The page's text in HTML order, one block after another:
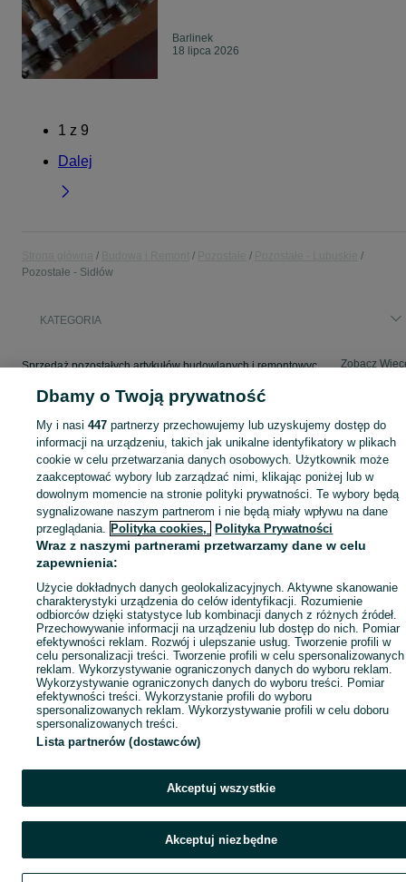
Barlinek
18 lipca 2026
1 z 9
Dalej
Pozostałe - Sidłów
KATEGORIA
Sprzedaż pozostałych artykułów budowlanych i remontowych Sidłów ▶️ Szeroki wybór ✅ Nowe i używane w atrakcyjnych cenach ✌ Sprawdź oferty na OLX.pl! Zobacz
Mapa miejscowości
Mapa ministron
Popularne wyszukiwania
Dbamy o Twoją prywatność
My i nasi447 partnerzy przechowujemy lub uzyskujemy dostęp do
informacji na urządzeniu, takich jak unikalne identyfikatory w plikach
cookie w celu przetwarzania danych osobowych. Użytkownik może
zaakceptować wybory lub zarządzać nimi, klikając poniżej lub w
dowolnym momencie na stronie polityki prywatności. Te wybory będą
sygnalizowane naszym partnerom i nie będą miały wpływu na dane
przeglądania. Polityka cookies, Polityka Prywatności
Wraz z naszymi partnerami przetwarzamy dane w celu
zapewnienia:
Użycie dokładnych danych geolokalizacyjnych. Aktywne skanowanie
charakterystyki urządzenia do celów identyfikacji. Rozumienie
odbiorców dzięki statystyce lub kombinacji danych z różnych źródeł.
Przechowywanie informacji na urządzeniu lub dostęp do nich. Pomiar
efektywności reklam. Rozwój i ulepszanie usług. Tworzenie profili w
celu personalizacji treści. Tworzenie profili w celu spersonalizowanych
reklam. Wykorzystywanie ograniczonych danych do wyboru reklam.
Wykorzystywanie ograniczonych danych do wyboru treści. Pomiar
efektywności treści. Wykorzystanie profili do wyboru
spersonalizowanych reklam. Wykorzystywanie profili w celu doboru
spersonalizowanych treści.
Lista partnerów (dostawców)
Akceptuj wszystkie
Akceptuj niezbędne